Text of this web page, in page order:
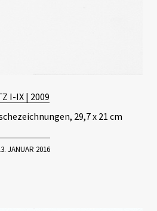
I-IX | 2009
29,7 x 21 cm
JANUAR 2016